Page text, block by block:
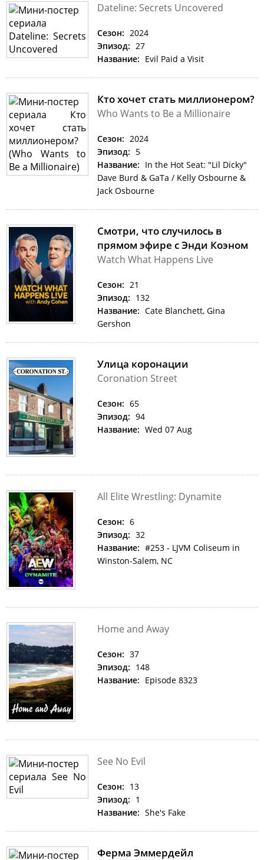
Dateline: Secrets Uncovered
Сезон: 2024
Эпизод: 27
Название: Evil Paid a Visit
Кто хочет стать миллионером?
Who Wants to Be a Millionaire
Сезон: 2024
Эпизод: 5
Название: In the Hot Seat: "Lil Dicky"
Dave Burd & GaTa / Kelly Osbourne &
Jack Osbourne
Смотри, что случилось в
прямом эфире с Энди Коэном
Watch What Happens Live
Сезон: 21
Эпизод: 132
Название: Cate Blanchett, Gina
Gershon
Улица коронации
Coronation Street
Сезон: 65
Эпизод: 94
Название: Wed 07 Aug
All Elite Wrestling: Dynamite
Сезон: 6
Эпизод: 32
Название: #253 - LJVM Coliseum in
Winston-Salem, NC
Home and Away
Сезон: 37
Эпизод: 148
Название: Episode 8323
See No Evil
Сезон: 13
Эпизод: 1
Название: She's Fake
Ферма Эммердейл